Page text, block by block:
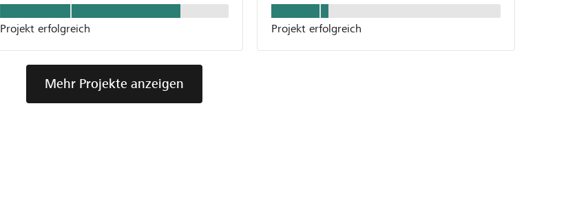
Projekt erfolgreich Projekt erfolgreich
Mehr Projekte anzeigen